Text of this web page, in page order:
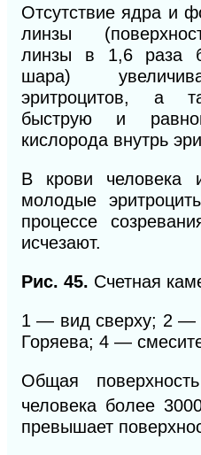
Отсутствие ядра и
линзы
линзы в 1,6 раза
шара)
эритроцитов, а
быструю и
кислорода внутрь
В крови человека
молодые
процессе
исчезают.
Рис. 45. Счетная
1 — вид сверху; 2 —
Горяева; 4 —
Общая
человека более
превышает